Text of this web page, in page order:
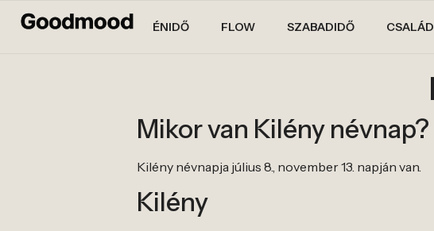
ÉNIDŐ FLOW SZABADIDŐ CSALÁD
Mikor van Kilény névnap?
Kilény névnapja július 8., november 13. napján van.
Kilény